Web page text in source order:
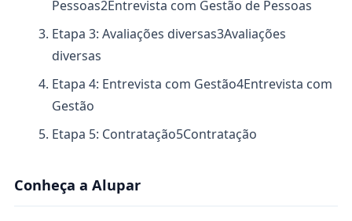
Pessoas2Entrevista com Gestão de Pessoas
Etapa 3: Avaliações diversas3Avaliações
diversas
Etapa 4: Entrevista com Gestão4Entrevista com
Gestão
Etapa 5: Contratação5Contratação
Conheça a Alupar